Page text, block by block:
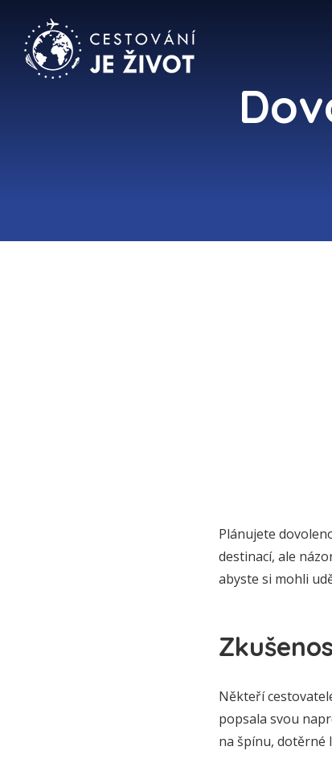
Plánujete
destinací, ale
abyste si mohli
Někteří
popsala svou
na špínu, dotěrné